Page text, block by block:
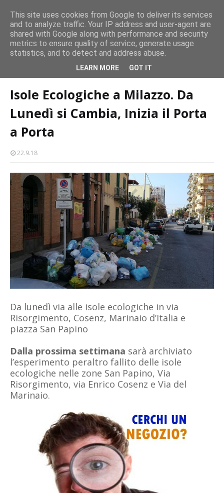
Milazzo 28ª Sagra del Pesce a Vaccarella: il programma
EVENTI
raccolta rifiuti
Isole Ecologiche a Milazzo. Da Lunedì si
Isole Ecologiche a Milazzo. Da
Lunedì si Cambia, Inizia il Porta
a Porta
22.9.18
Da lunedì via alle isole ecologiche in via
Risorgimento, Cosenz, Marinaio d’Italia e
piazza San Papino
Dalla prossima settimana sarà archiviato
l’esperimento peraltro fallito delle isole
ecologiche nelle zone San Papino, Via
Risorgimento, via Enrico Cosenz e Via del
Marinaio.
This site uses cookies from Google to deliver its services
and to analyze traffic. Your IP address and user-agent are
shared with Google along with performance and security
metrics to ensure quality of service, generate usage
statistics, and to detect and address abuse.
LEARN MORE GOT IT